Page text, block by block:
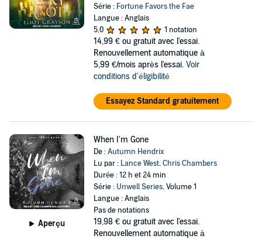
Série : Fortune Favors the Fae
Langue : Anglais
5,0
1 notation
14,99 € ou gratuit avec l'essai.
Renouvellement automatique à
5,99 €/mois après l'essai. Voir
conditions d'éligibilité
Essayez Standard gratuitement
Aperçu
When I'm Gone
De :Autumn Hendrix
Lu par : Lance West,Chris Chambers
Durée : 12 h et 24 min
Série : Unwell Series, Volume 1
Langue : Anglais
Pas de notations
19,98 € ou gratuit avec l'essai.
Renouvellement automatique à